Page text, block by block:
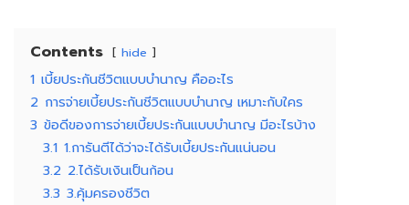
Contents hide
1 เบี้ยประกันชีวิตแบบบำนาญ คืออะไร
2 การจ่ายเบี้ยประกันชีวิตแบบบำนาญ เหมาะกับใคร
3 ข้อดีของการจ่ายเบี้ยประกันแบบบำนาญ มีอะไรบ้าง
3.1 1.การันตีได้ว่าจะได้รับเบี้ยประกันแน่นอน
3.2 2.ได้รับเงินเป็นก้อน
3.3 3.คุ้มครองชีวิต